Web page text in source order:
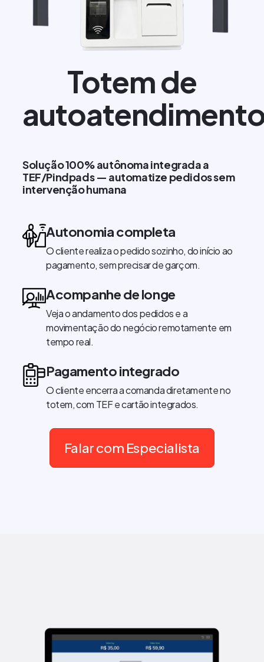
Totem de
Solução 100% autônoma integrada a
TEF/Pindpads — automatize pedidos sem
intervenção humana
Autonomia completa
O cliente realiza o pedido sozinho, do início ao
pagamento, sem precisar de garçom.
Acompanhe de longe
Veja o andamento dos pedidos e a
movimentação do negócio remotamente em
tempo real.
Pagamento integrado
O cliente encerra a comanda diretamente no
totem, com TEF e cartão integrados.
Falar com Especialista